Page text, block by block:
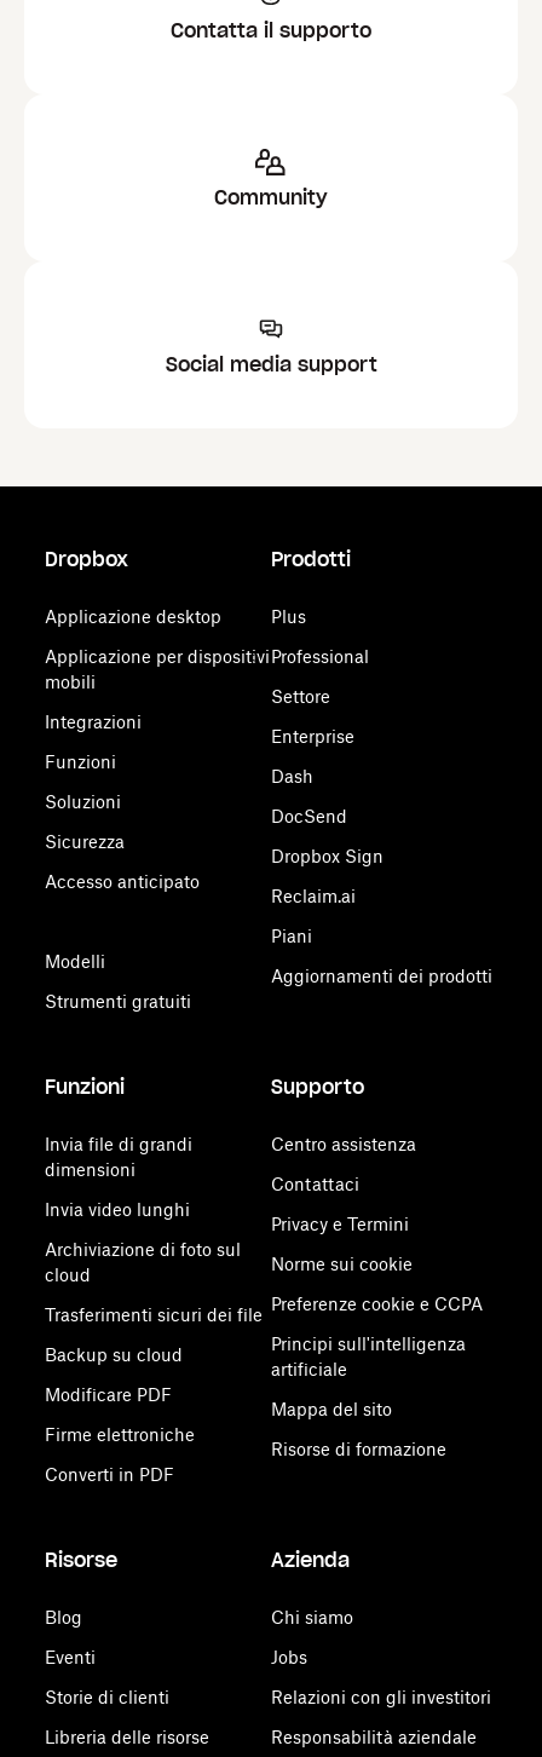
Contatta il supporto
Community
Social media support
Dropbox
Applicazione desktop
Applicazione per dispositivi
mobili
Integrazioni
Funzioni
Soluzioni
Sicurezza
Accesso anticipato
Modelli
Strumenti gratuiti
Prodotti
Plus
Professional
Settore
Enterprise
Dash
DocSend
Dropbox Sign
Reclaim.ai
Piani
Aggiornamenti dei prodotti
Funzioni
Invia file di grandi
dimensioni
Invia video lunghi
Archiviazione di foto sul
cloud
Trasferimenti sicuri dei file
Backup su cloud
Modificare PDF
Firme elettroniche
Converti in PDF
Supporto
Centro assistenza
Contattaci
Privacy e Termini
Norme sui cookie
Preferenze cookie e CCPA
Principi sull'intelligenza
artificiale
Mappa del sito
Risorse di formazione
Risorse
Blog
Eventi
Storie di clienti
Libreria delle risorse
Azienda
Chi siamo
Jobs
Relazioni con gli investitori
Responsabilità aziendale